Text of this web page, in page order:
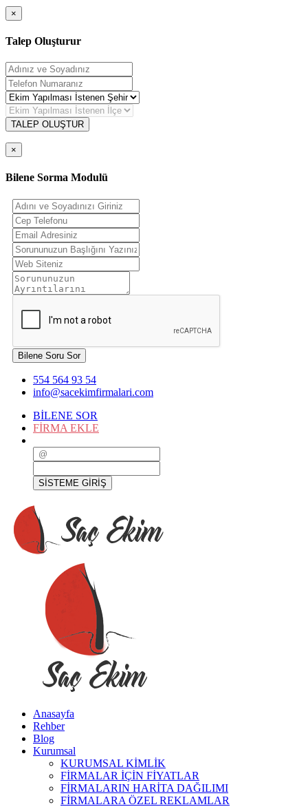
×
Talep Oluşturur
TALEP OLUŞTUR
×
Bilene Sorma Modulü
Bilene Soru Sor
554 564 93 54
info@sacekimfirmalari.com
BİLENE SOR
FİRMA EKLE
SİSTEME GİRİŞ
Anasayfa
Rehber
Blog
Kurumsal
KURUMSAL KİMLİK
FİRMALAR İÇİN FİYATLAR
FİRMALARIN HARİTA DAĞILIMI
FİRMALARA ÖZEL REKLAMLAR